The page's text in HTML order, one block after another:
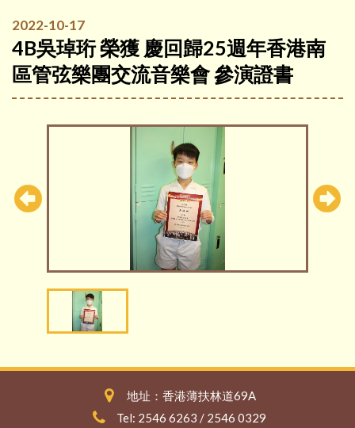
2022-10-17
4B吳琸珩 榮獲 慶回歸25週年香港南
區管弦樂團交流音樂會 參演證書
地址：香港薄扶林道69A
Tel: 2546 6263 / 2546 0329